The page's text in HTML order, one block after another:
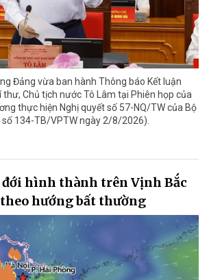
Đảng vừa ban hành Thông báo Kết luận
thư, Chủ tịch nước Tô Lâm tại Phiên họp của
thực hiện Nghị quyết số 57-NQ/TW của Bộ
134-TB/VPTW ngày 2/8/2026).
hình thành trên Vịnh Bắc
hướng bất thường